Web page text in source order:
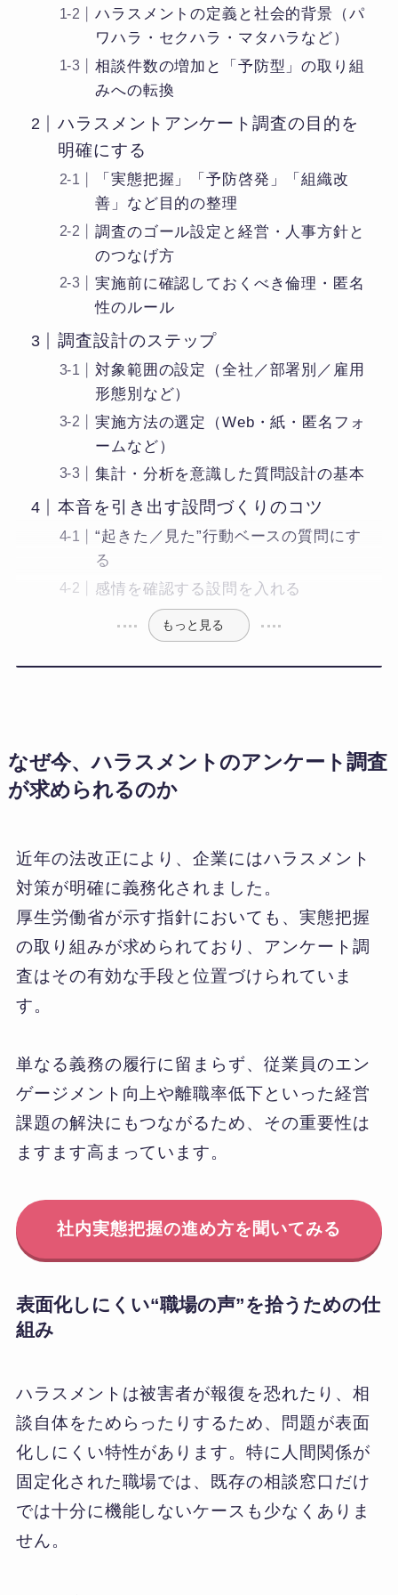
ハラスメントの定義と社会的背景（パ
ワハラ・セクハラ・マタハラなど）
相談件数の増加と「予防型」の取り組
みへの転換
ハラスメントアンケート調査の目的を
明確にする
「実態把握」「予防啓発」「組織改
善」など目的の整理
調査のゴール設定と経営・人事方針と
のつなげ方
実施前に確認しておくべき倫理・匿名
性のルール
調査設計のステップ
対象範囲の設定（全社／部署別／雇用
形態別など）
実施方法の選定（Web・紙・匿名フォ
ームなど）
集計・分析を意識した質問設計の基本
本音を引き出す設問づくりのコツ
“起きた／見た”行動ベースの質問にす
る
感情を確認する設問を入れる
もっと見る
なぜ今、ハラスメントのアンケート調査
が求められるのか
近年の法改正により、企業にはハラスメント
対策が明確に義務化されました。
厚生労働省が示す指針においても、実態把握
の取り組みが求められており、アンケート調
査はその有効な手段と位置づけられていま
す。
単なる義務の履行に留まらず、従業員のエン
ゲージメント向上や離職率低下といった経営
課題の解決にもつながるため、その重要性は
ますます高まっています。
社内実態把握の進め方を聞いてみる
表面化しにくい“職場の声”を拾うための仕
組み
ハラスメントは被害者が報復を恐れたり、相
談自体をためらったりするため、問題が表面
化しにくい特性があります。特に人間関係が
固定化された職場では、既存の相談窓口だけ
では十分に機能しないケースも少なくありま
せん。